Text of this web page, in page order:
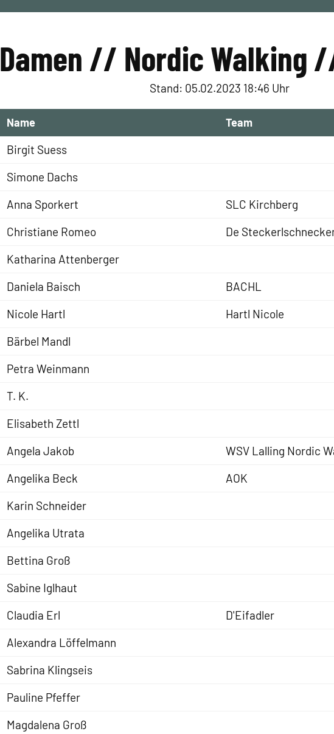
Damen // Nordic Walking
Stand: 05.02.2023 18:46 Uhr
Name Team
Birgit Suess
Simone Dachs
Anna Sporkert SLC Kirchberg
Christiane Romeo De
Katharina Attenberger
Daniela Baisch BACHL
Nicole Hartl Hartl Nicole
Bärbel Mandl
Petra Weinmann
T. K.
Elisabeth Zettl
Angela Jakob WSV Lalling Nordic
Angelika Beck AOK
Karin Schneider
Angelika Utrata
Bettina Groß
Sabine Iglhaut
Claudia Erl D'Eifadler
Alexandra Löffelmann
Sabrina Klingseis
Pauline Pfeffer
Magdalena Groß